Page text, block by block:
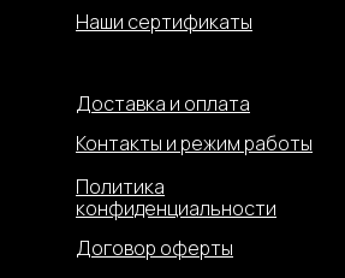
Наши сертификаты
Доставка и оплата
Контакты и режим работы
Политика
конфиденциальности
Договор оферты